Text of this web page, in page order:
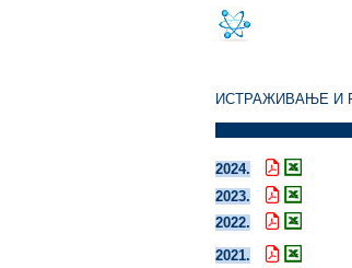
ИСТРАЖИВАЊЕ И
2024.
2023.
2022.
2021.